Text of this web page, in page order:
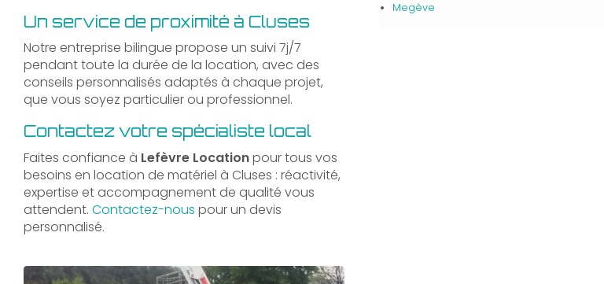
Un service de proximité à Cluses
Notre entreprise bilingue propose un suivi 7j/7
pendant toute la durée de la location, avec des
conseils personnalisés adaptés à chaque projet,
que vous soyez particulier ou professionnel.
Contactez votre spécialiste local
Faites confiance à Lefèvre Locationpour tous vos
besoins en location de matériel à Cluses : réactivité,
expertise et accompagnement de qualité vous
attendent. Contactez-nous pour un devis
personnalisé.
Megève